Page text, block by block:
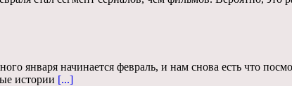
января начинается февраль, и нам снова есть что
истории [...]